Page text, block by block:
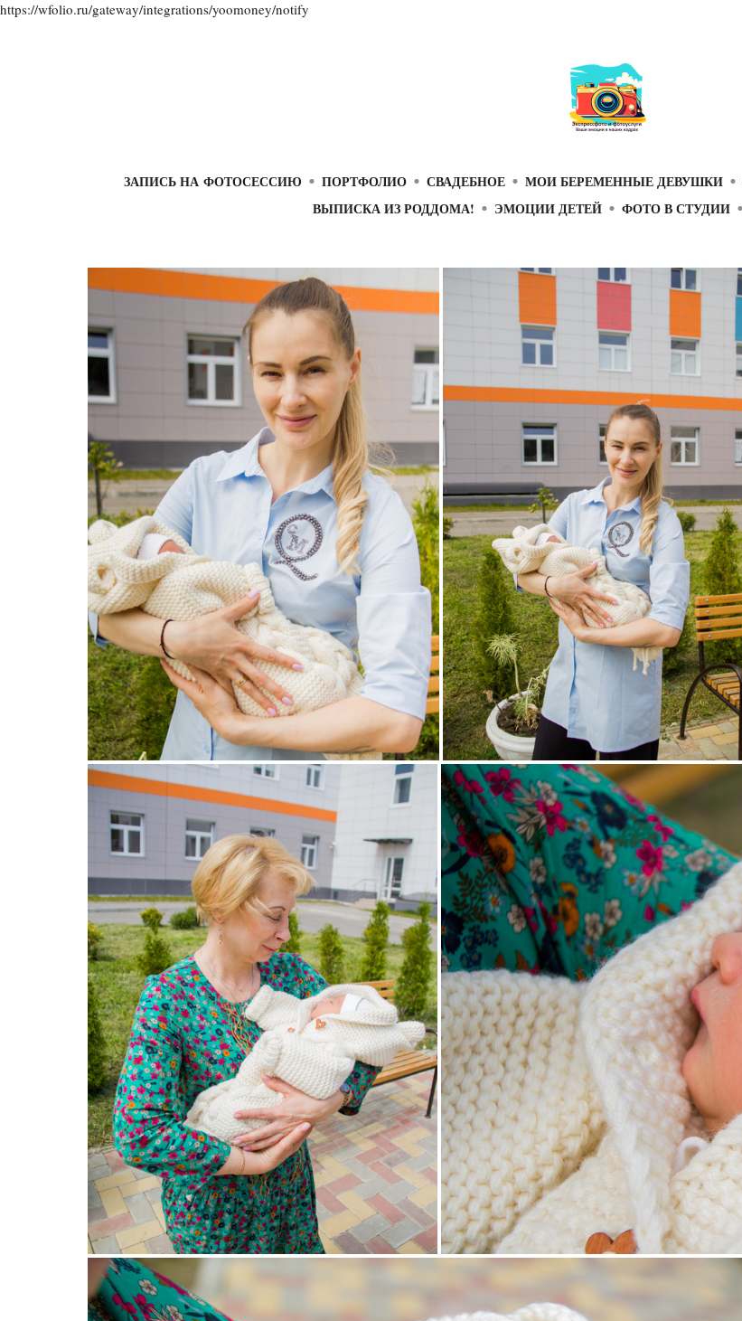
https://wfolio.ru/gateway/integrations/yoomoney/notify
ЗАПИСЬ НА ФОТОСЕССИЮ ПОРТФОЛИО СВАДЕБНОЕ МОИ БЕРЕМЕННЫЕ ДЕВУШКИ
ВЫПИСКА ИЗ РОДДОМА!
ЭМОЦИИ ДЕТЕЙ ФОТО В СТУДИИ